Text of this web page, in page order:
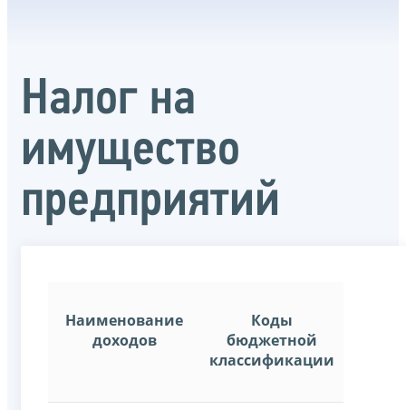
Налог на
имущество
предприятий
Наименование
доходов
Коды
бюджетной
классификации